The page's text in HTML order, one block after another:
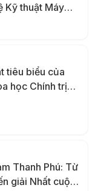
Kỹ thuật Máy
nhớ vượt trội
tiêu biểu của
học Chính trị
Thanh Phú: Từ
giải Nhất cuộc